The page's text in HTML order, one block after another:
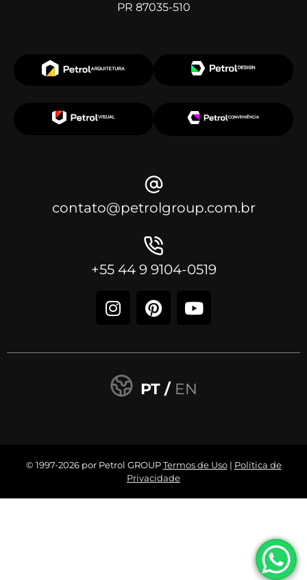
PR 87035-510
contato@petrolgroup.com.br
+55 44 9 9104-0519
PT / EN
© 1997-2026 por Petrol GROUPTermos de Uso| Política de
Privacidade